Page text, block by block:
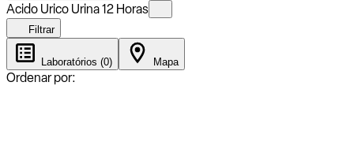
Acido Urico Urina 12 Horas
Filtrar
Laboratórios (0) Mapa
Ordenar por: